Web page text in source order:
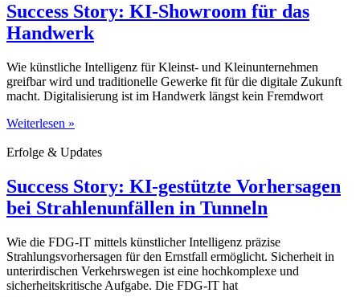
Success Story: KI-Showroom für das
Handwerk
Wie künstliche Intelligenz für Kleinst- und Kleinunternehmen
greifbar wird und traditionelle Gewerke fit für die digitale Zukunft
macht. Digitalisierung ist im Handwerk längst kein Fremdwort
Weiterlesen »
Erfolge & Updates
Success Story: KI-gestützte Vorhersagen
bei Strahlenunfällen in Tunneln
Wie die FDG-IT mittels künstlicher Intelligenz präzise
Strahlungsvorhersagen für den Ernstfall ermöglicht. Sicherheit in
unterirdischen Verkehrswegen ist eine hochkomplexe und
sicherheitskritische Aufgabe. Die FDG-IT hat